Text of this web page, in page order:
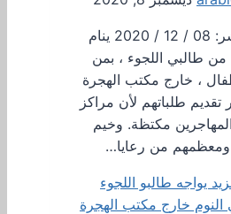
تاريخ النشر: 08 / 12 / 2020 ينام
طالبي اللجوء ، بمن
، خارج مكتب الهجرة
تقديم طلباتهم لأن مراكز
مكتظة. وخيم
ومعظمهم من رعايا…
يواجه طالبو اللجوء
النوم خارج مكتب الهجرة